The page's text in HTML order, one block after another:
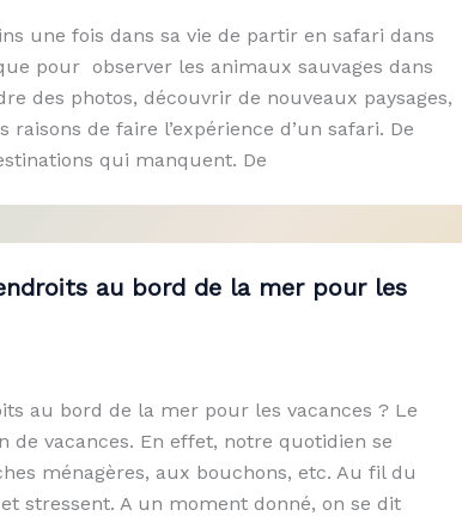
une fois dans sa vie de partir en safari dans
pour observer les animaux sauvages dans
des photos, découvrir de nouveaux paysages,
raisons de faire l’expérience d’un safari. De
qui manquent. De
au bord de la mer pour les
au bord de la mer pour les vacances ? Le
de vacances. En effet, notre quotidien se
ménagères, aux bouchons, etc. Au fil du
stressent. A un moment donné, on se dit